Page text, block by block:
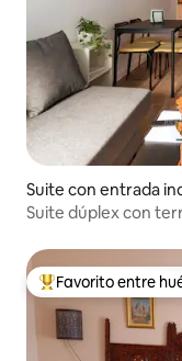
Suite con entrada
Suite dúplex con
De los mejores en
Favorito entre